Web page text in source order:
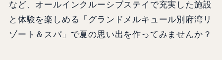
など、オールインクルーシブステイで充実した施設
と体験を楽しめる「グランドメルキュール別府湾リ
ゾート＆スパ」で夏の思い出を作ってみませんか？